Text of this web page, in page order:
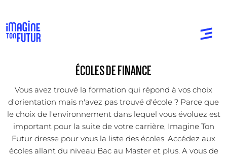
ÉCOLES DE FINANCE
Vous avez trouvé la formation qui répond à vos choix
d'orientation mais n'avez pas trouvé d'école ? Parce que
le choix de l'environnement dans lequel vous évoluez est
important pour la suite de votre carrière, Imagine Ton
Futur dresse pour vous la liste des écoles. Accédez aux
écoles allant du niveau Bac au Master et plus. A vous de